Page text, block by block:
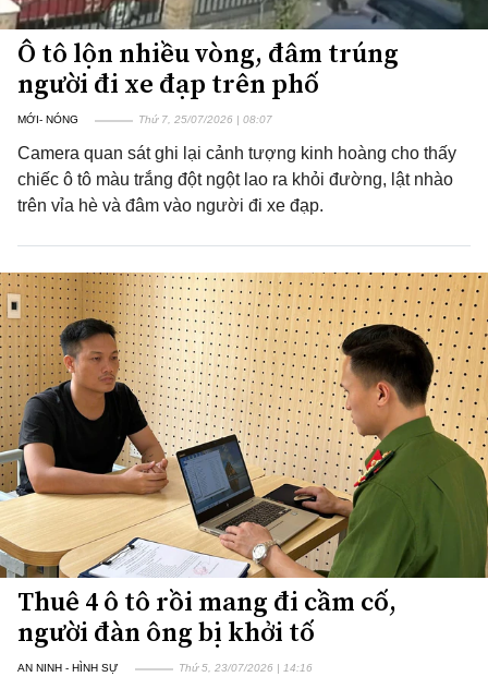
Ô tô lộn nhiều vòng, đâm trúng
người đi xe đạp trên phố
MỚI- NÓNG Thứ 7, 25/07/2026 | 08:07
Camera quan sát ghi lại cảnh tượng kinh hoàng cho thấy
chiếc ô tô màu trắng đột ngột lao ra khỏi đường, lật nhào
trên vỉa hè và đâm vào người đi xe đạp.
Thuê 4 ô tô rồi mang đi cầm cố,
người đàn ông bị khởi tố
AN NINH - HÌNH SỰ Thứ 5, 23/07/2026 | 14:16